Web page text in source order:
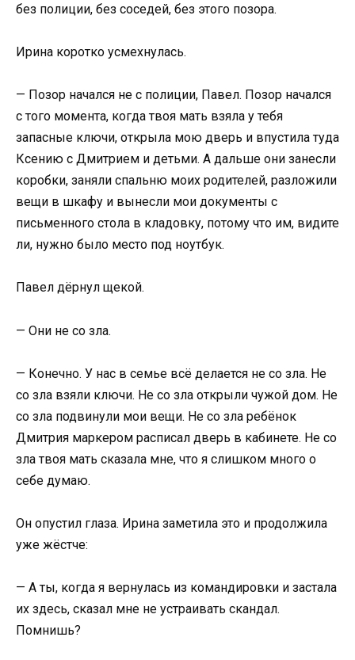
без полиции, без соседей, без этого позора.
Ирина коротко усмехнулась.
— Позор начался не с полиции, Павел. Позор начался
с того момента, когда твоя мать взяла у тебя
запасные ключи, открыла мою дверь и впустила туда
Ксению с Дмитрием и детьми. А дальше они занесли
коробки, заняли спальню моих родителей, разложили
вещи в шкафу и вынесли мои документы с
письменного стола в кладовку, потому что им, видите
ли, нужно было место под ноутбук.
Павел дёрнул щекой.
— Они не со зла.
— Конечно. У нас в семье всё делается не со зла. Не
со зла взяли ключи. Не со зла открыли чужой дом. Не
со зла подвинули мои вещи. Не со зла ребёнок
Дмитрия маркером расписал дверь в кабинете. Не со
зла твоя мать сказала мне, что я слишком много о
себе думаю.
Он опустил глаза. Ирина заметила это и продолжила
уже жёстче:
— А ты, когда я вернулась из командировки и застала
их здесь, сказал мне не устраивать скандал.
Помнишь?